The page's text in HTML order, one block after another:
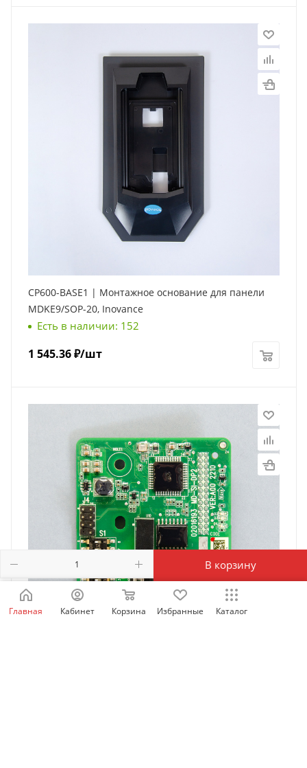
В корзину
CP600-BASE1 | Монтажное основание для панели
MDKE9/SOP-20, Inovance
Есть в наличии: 152
1 545.36₽/шт
Главная Кабинет Корзина Избранные Каталог